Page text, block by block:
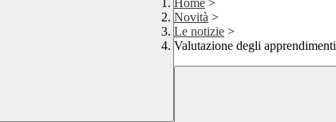
Home >
Novità >
Le notizie >
Valutazione degli apprendimenti